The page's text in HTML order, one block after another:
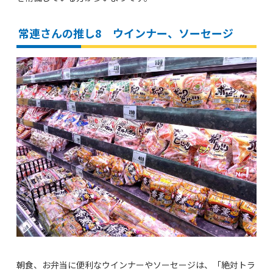
常連さんの推し8 ウインナー、ソーセージ
朝食、お弁当に便利なウインナーやソーセージは、「絶対トラ